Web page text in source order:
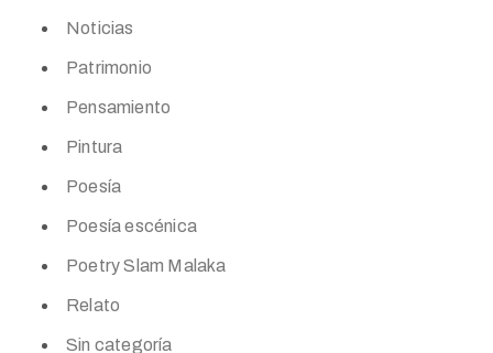
Noticias
Patrimonio
Pensamiento
Pintura
Poesía
Poesía escénica
Poetry Slam Malaka
Relato
Sin categoría